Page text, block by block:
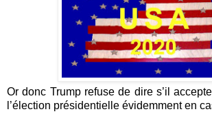
Or donc Trump refuse de dire s’il
l’élection présidentielle évidemment en